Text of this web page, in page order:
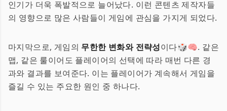
인기가 더욱 폭발적으로 늘어났다. 이런 콘텐츠 제작자들
의 영향으로 많은 사람들이 게임에 관심을 가지게 되었다.
마지막으로, 게임의 무한한 변화와 전략성이다🎲🧠. 같은
맵, 같은 룰이어도 플레이어의 선택에 따라 매번 다른 경
과와 결과를 보여준다. 이는 플레이어가 계속해서 게임을
즐길 수 있는 주요한 원인 중 하나다.